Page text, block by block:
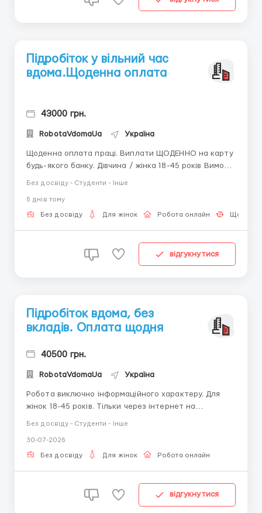
Підробіток у вільний час
вдома.Щоденна оплата
43000 грн.
RobotaVdomaUa Україна
Щоденна оплата праці. Виплати ЩОДЕННО на карту
будь-якого банку. Дівчина / жінка 18-45 років Вимоги
працювати в будь-який зручний час доби.
Безкоштовне навчання. За...
Без досвіду - Студенти - Інше
6 днiв тому
Без досвіду Для жінок Робота онлайн
відгукнутися
Підробіток вдома, без
вкладів. Оплата щодня
40500 грн.
RobotaVdomaUa Україна
Робота виключно інформаційного характеру. Для
жінок 18-45 років. Тільки через інтернет на
роздягання) Графік вільний, (в будь-який для Вас
зручний час доби). Оплата висока, ЩОДЕННА, на
Без досвіду - Студенти - Інше
30-07-2026
Без досвіду Для жінок Робота онлайн
відгукнутися